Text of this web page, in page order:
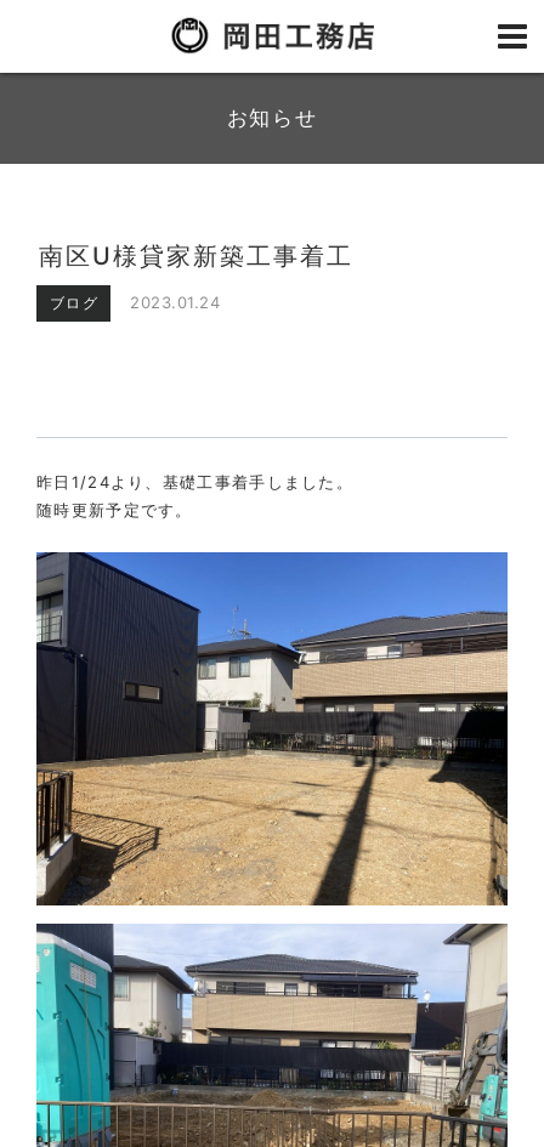
お知らせ
南区U様貸家新築工事着工
ブログ 2023.01.24
昨日1/24より、基礎工事着手しました。
随時更新予定です。